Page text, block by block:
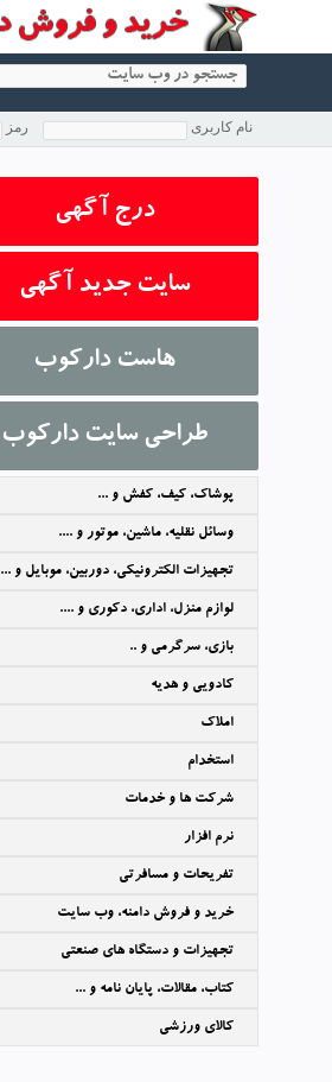
نام کاربری رمز
1 2 3 4 5
درج آگهی
سایت جدید آگهی
هاست دارکوب
طراحی سایت دارکوب
پوشاک، کیف، کفش و ...
وسائل نقلیه، ماشین، موتور و ....
تجهیزات الکترونیکی، دوربین، موبایل و ...
لوازم منزل، اداری، دکوری و ....
بازی، سرگرمی و ..
کادویی و هدیه
املاک
استخدام
شرکت ها و خدمات
نرم افزار
تفریحات و مسافرتی
خرید و فروش دامنه، وب سایت
تجهیزات و دستگاه های صنعتی
کتاب، مقالات، پایان نامه و ...
کالای ورزشی